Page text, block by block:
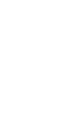
方式。 讓您購物簡單